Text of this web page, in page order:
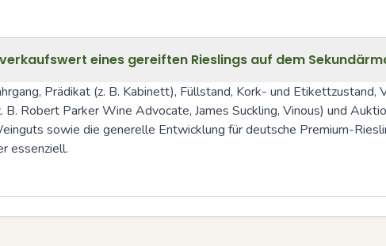
eines gereiften Rieslings auf dem
Prädikat (z. B. Kabinett), Füllstand, Kork- und
Robert Parker Wine Advocate, James Suckling, Vinous) und
sowie die generelle Entwicklung für deutsche Premium-
essenziell.